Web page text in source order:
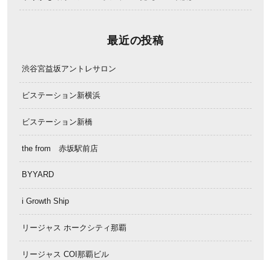
最近の投稿
渋谷宮益坂アントレサロン
ビステーション新横浜
ビステーション新橋
the from 赤坂駅前店
BYYARD
i Growth Ship
リージャス ホークシティ那覇
リージャス COI那覇ビル